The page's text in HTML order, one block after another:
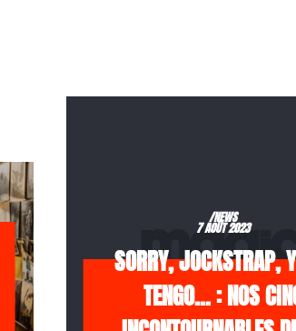
/NEWS
7 AOÛT 2023
SORRY, JOCKSTRAP,
TENGO… : NOS